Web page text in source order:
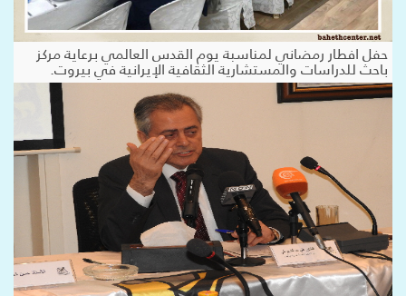
حفل افطار رمضاني لمناسبة يوم القدس العالمي برعاية مركز
باحث للدراسات والمستشارية الثقافية الإيرانية في بيروت.